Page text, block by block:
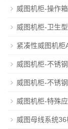
威图机柜-操作
威图机柜-卫生
紧凑性威图机柜
威图机柜-不锈
威图机柜-不锈钢
威图机柜-特殊
威图母线系统36